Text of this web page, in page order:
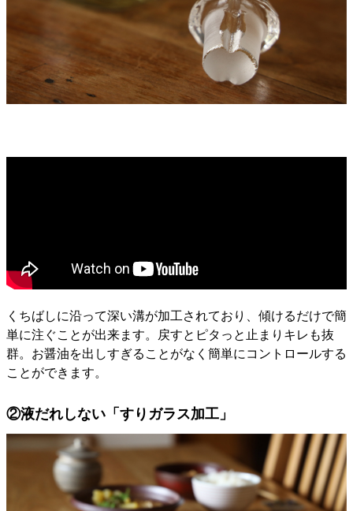
くちばしに沿って深い溝が加工されており、傾けるだけで簡
単に注ぐことが出来ます。戻すとピタっと止まりキレも抜
群。お醤油を出しすぎることがなく簡単にコントロールする
ことができます。
②液だれしない「すりガラス加工」